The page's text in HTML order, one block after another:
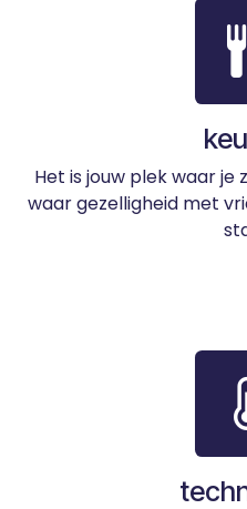
​Het is jouw plek waar je
waar gezelligheid met